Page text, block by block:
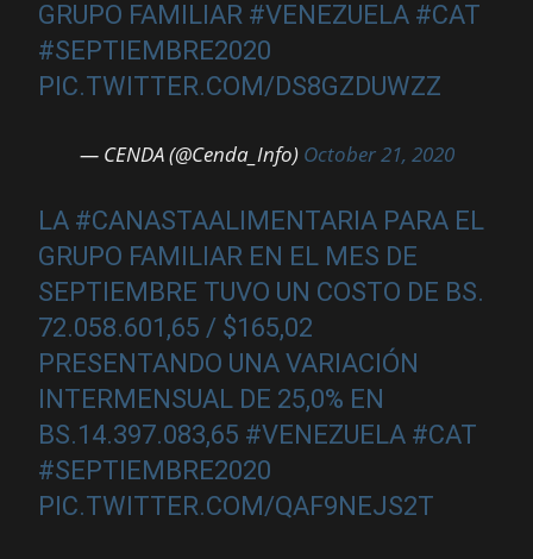
GRUPO FAMILIAR #VENEZUELA #CAT
#SEPTIEMBRE2020
PIC.TWITTER.COM/DS8GZDUWZZ
— CENDA (@Cenda_Info) October 21, 2020
LA #CANASTAALIMENTARIA PARA EL
GRUPO FAMILIAR EN EL MES DE
SEPTIEMBRE TUVO UN COSTO DE BS.
72.058.601,65 / $165,02
PRESENTANDO UNA VARIACIÓN
INTERMENSUAL DE 25,0% EN
BS.14.397.083,65 #VENEZUELA #CAT
#SEPTIEMBRE2020
PIC.TWITTER.COM/QAF9NEJS2T